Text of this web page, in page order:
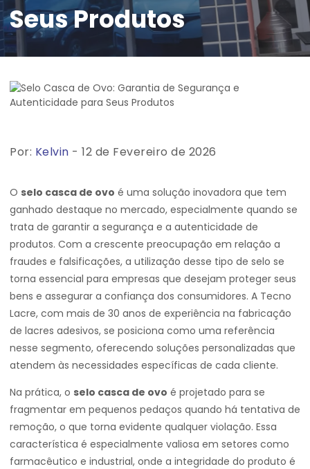
Seus Produtos
Por: Kelvin - 12 de Fevereiro de 2026
O selo casca de ovo é uma solução inovadora que tem
ganhado destaque no mercado, especialmente quando se
trata de garantir a segurança e a autenticidade de
produtos. Com a crescente preocupação em relação a
fraudes e falsificações, a utilização desse tipo de selo se
torna essencial para empresas que desejam proteger seus
bens e assegurar a confiança dos consumidores. A Tecno
Lacre, com mais de 30 anos de experiência na fabricação
de lacres adesivos, se posiciona como uma referência
nesse segmento, oferecendo soluções personalizadas que
atendem às necessidades específicas de cada cliente.
Na prática, o selo casca de ovo é projetado para se
fragmentar em pequenos pedaços quando há tentativa de
remoção, o que torna evidente qualquer violação. Essa
característica é especialmente valiosa em setores como
farmacêutico e industrial, onde a integridade do produto é